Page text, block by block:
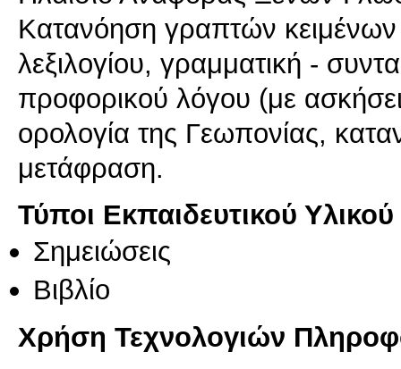
Κατανόηση γραπτών
λεξιλογίου, γραμματική -
προφορικού λόγου (με
ορολογία της Γεωπονίας,
μετάφραση.
Τύποι Εκπαιδευτικού Υλικού
Σημειώσεις
Βιβλίο
Χρήση Τεχνολογιών